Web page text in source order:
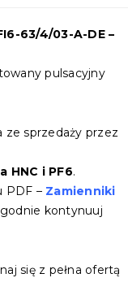
63/4/03-A-DE –
pulsacyjny
ze sprzedaży przez
HNC i PF6.
PDF – Zamienniki
kontynuuj
się z pełna ofertą